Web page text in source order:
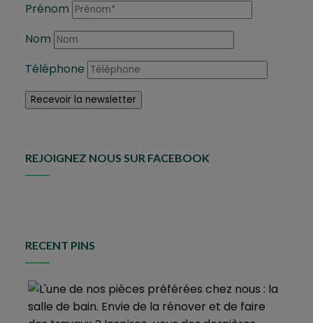
Prénom
Nom
Téléphone
REJOIGNEZ NOUS SUR FACEBOOK
RECENT PINS